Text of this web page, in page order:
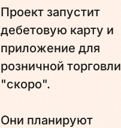
Проект запустит
дебетовую карту и
приложение для
розничной торговли
"скоро".
Они планируют